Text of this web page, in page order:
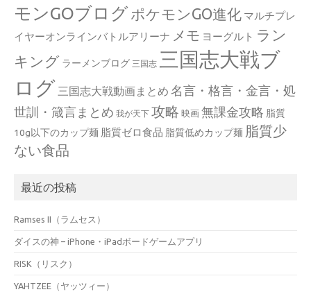
モンGOブログ ポケモンGO進化 マルチプレ
イヤーオンラインバトルアリーナ メモ ヨーグルト ラン
キング ラーメンブログ 三国志 三国志大戦ブ
ログ 三国志大戦動画まとめ 名言・格言・金言・処
世訓・箴言まとめ 我が天下 攻略 映画 無課金攻略 脂質
10g以下のカップ麺 脂質ゼロ食品 脂質低めカップ麺 脂質少
ない食品
最近の投稿
Ramses II（ラムセス）
ダイスの神 – iPhone・iPadボードゲームアプリ
RISK（リスク）
YAHTZEE（ヤッツィー）